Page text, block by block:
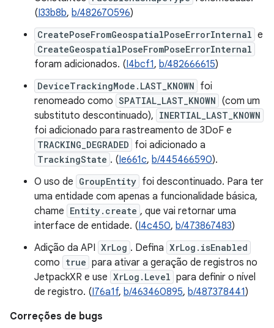
(I33b8b, b/482670596)
CreatePoseFromGeospatialPoseErrorInternal e
CreateGeospatialPoseFromPoseErrorInternal
foram adicionados. (I4bcf1, b/482666615)
DeviceTrackingMode.LAST_KNOWN foi
renomeado como SPATIAL_LAST_KNOWN (com um
substituto descontinuado), INERTIAL_LAST_KNOWN
foi adicionado para rastreamento de 3DoF e
TRACKING_DEGRADED foi adicionado a
TrackingState . (Ie661c, b/445466590).
O uso de GroupEntity foi descontinuado. Para ter
uma entidade com apenas a funcionalidade básica,
chame Entity.create , que vai retornar uma
interface de entidade. (I4c450, b/473867483)
Adição da API XrLog . Defina XrLog.isEnabled
como true para ativar a geração de registros no
JetpackXR e use XrLog.Level para definir o nível
de registro. (I76a1f, b/463460895, b/487378441)
Correções de bugs